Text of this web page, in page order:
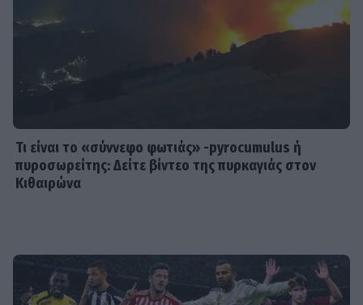
SHOWBIZ
Katy Perry: Στη Μύκονο η διάσημη
Το casual look και οι βόλτες
του
Τι είναι το «σύννεφο φωτιάς» -pyrocumulus ή
πυροσωρείτης: Δείτε βίντεο της πυρκαγιάς στον
Κιθαιρώνα